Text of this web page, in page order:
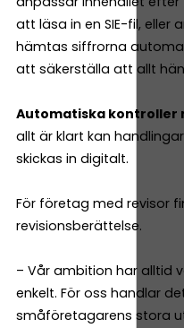
att läsa in en SIE-fil, eller
hämtas siffrorna
att säkerställa att allt
Automatiska kontroller
allt är klart kan
skickas in digitalt.
För företag med revisor
revisionsberättelse.
– Vår ambition har alltid
enkelt. För oss handlar
småföretagarens stora